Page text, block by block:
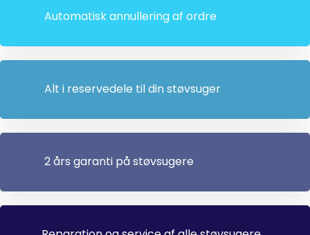
Automatisk annullering af ordre
Alt i reservedele til din støvsuger
2 års garanti på støvsugere